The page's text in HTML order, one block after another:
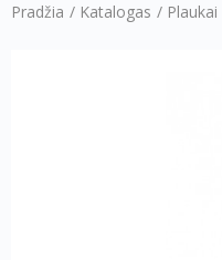
Pradžia / Katalogas / Plaukai